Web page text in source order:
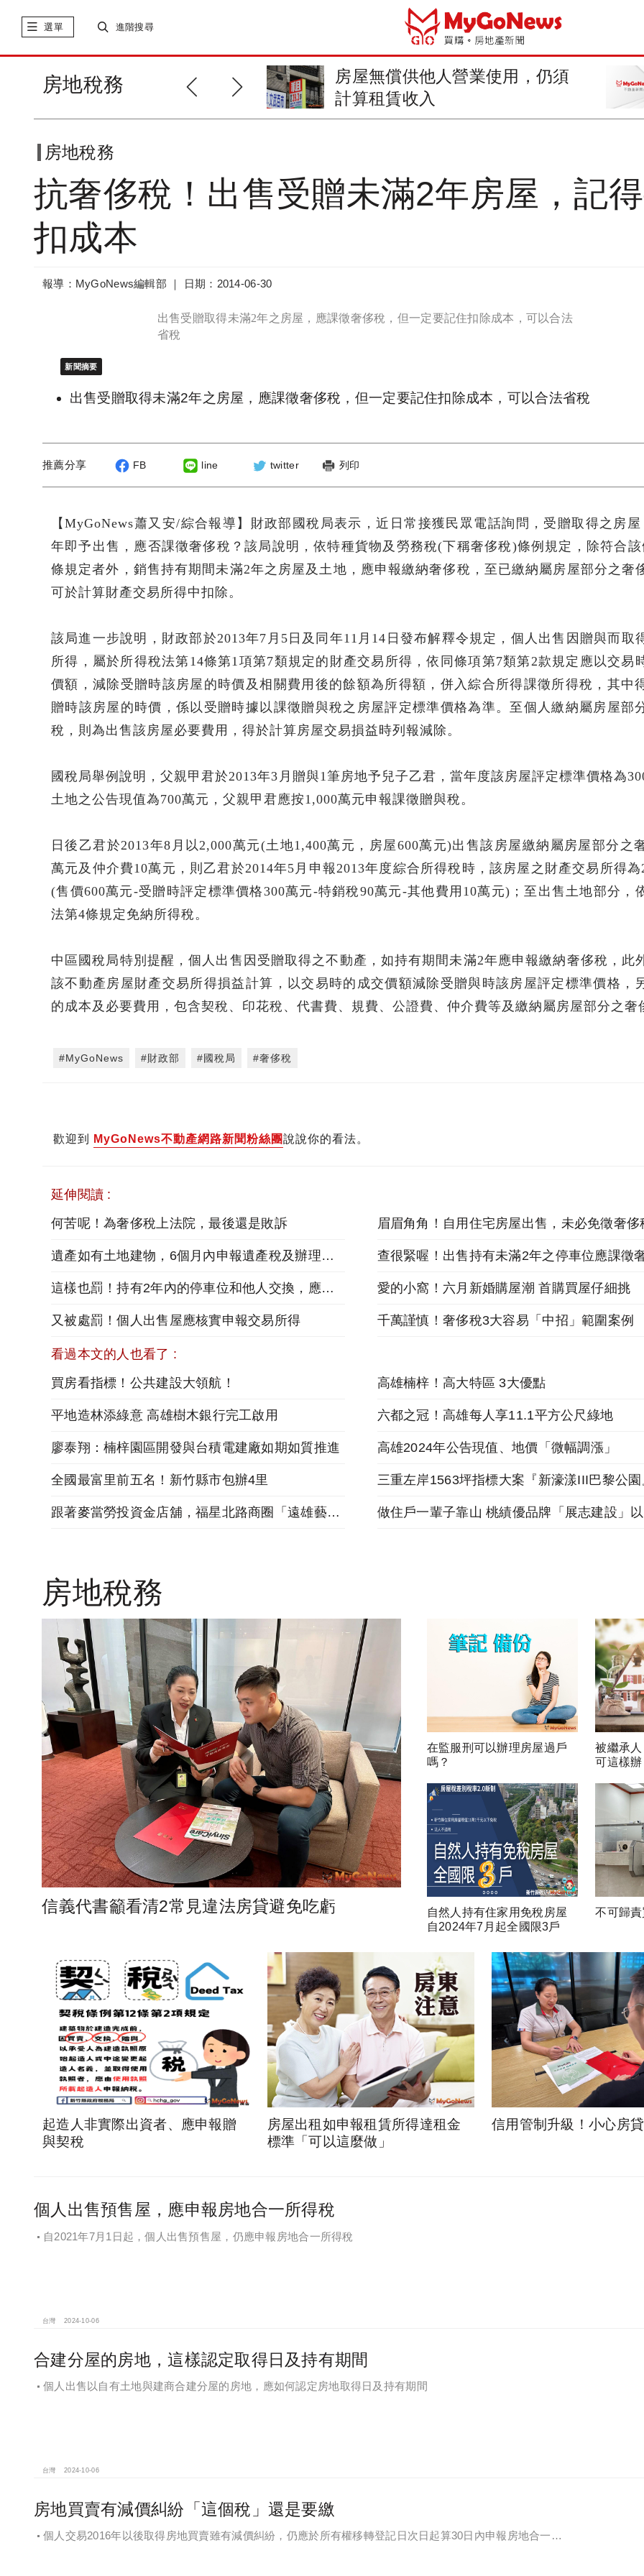
選單 進階搜尋
房地稅務
苦呢！為奢侈稅上法院，最後
是敗訴
房屋無償供他人營業使用，仍須
計算租賃收入
房地稅務
抗奢侈稅！出售受贈未滿2年房屋，記
扣成本
報導：MyGoNews編輯部 ｜ 日期：2014-06-30
出售受贈取得未滿2年之房屋，應課徵奢侈稅，但一定要記住扣除成本，可以合法
省稅
新聞摘要
出售受贈取得未滿2年之房屋，應課徵奢侈稅，但一定要記住扣除成本，可以合法省稅
推薦分享 FB line twitter 列印
【MyGoNews蕭又安/綜合報導】財政部國稅局表示，近日常接獲民眾電話詢問，受贈取得之房屋
年即予出售，應否課徵奢侈稅？該局說明，依特種貨物及勞務稅(下稱奢侈稅)條例規定，除符合該
條規定者外，銷售持有期間未滿2年之房屋及土地，應申報繳納奢侈稅，至已繳納屬房屋部分之奢
可於計算財產交易所得中扣除。
該局進一步說明，財政部於2013年7月5日及同年11月14日發布解釋令規定，個人出售因贈與而取
所得，屬於所得稅法第14條第1項第7類規定的財產交易所得，依同條項第7類第2款規定應以交易
價額，減除受贈時該房屋的時價及相關費用後的餘額為所得額，併入綜合所得課徵所得稅，其中
贈時該房屋的時價，係以受贈時據以課徵贈與稅之房屋評定標準價格為準。至個人繳納屬房屋部
稅，則為出售該房屋必要費用，得於計算房屋交易損益時列報減除。
國稅局舉例說明，父親甲君於2013年3月贈與1筆房地予兒子乙君，當年度該房屋評定標準價格為
土地之公告現值為700萬元，父親甲君應按1,000萬元申報課徵贈與稅。
日後乙君於2013年8月以2,000萬元(土地1,400萬元，房屋600萬元)出售該房屋繳納屬房屋部分之
萬元及仲介費10萬元，則乙君於2014年5月申報2013年度綜合所得稅時，該房屋之財產交易所得為
(售價600萬元-受贈時評定標準價格300萬元-特銷稅90萬元-其他費用10萬元)；至出售土地部分，
法第4條規定免納所得稅。
中區國稅局特別提醒，個人出售因受贈取得之不動產，如持有期間未滿2年應申報繳納奢侈稅，此
該不動產房屋財產交易所得損益計算，以交易時的成交價額減除受贈與時該房屋評定標準價格，
的成本及必要費用，包含契稅、印花稅、代書費、規費、公證費、仲介費等及繳納屬房屋部分之奢
#MyGoNews #財政部 #國稅局 #奢侈稅
歡迎到 MyGoNews不動產網路新聞粉絲團說說你的看法。
延伸閱讀 :
何苦呢！為奢侈稅上法院，最後還是敗訴
眉眉角角！自用住宅房屋出售，未必免徵奢侈
遺產如有土地建物，6個月內申報遺產稅及辦理繼承登記
這樣也罰！持有2年內的停車位和他人交換，應報繳奢侈稅 愛的小窩！六月新婚購屋潮 首購買屋仔細挑
又被處罰！個人出售屋應核實申報交易所得 千萬謹慎！奢侈稅3大容易「中招」範圍案例
看過本文的人也看了 :
買房看指標！公共建設大領航！
高雄楠梓！高大特區 3大優點
平地造林添綠意 高雄樹木銀行完工啟用 六都之冠！高雄每人享11.1平方公尺綠地
廖泰翔：楠梓園區開發與台積電建廠如期如質推進 高雄2024年公告現值、地價「微幅調漲」
全國最富里前五名！新竹縣市包辦4里
跟著麥當勞投資金店舖，福星北路商圈「遠雄藝舍」金店炙手可熱
房地稅務
信義代書籲看清2常見違法房貸避免吃虧
在監服刑可以辦理房屋過戶
嗎？
被繼承人
可這樣辦
自然人持有住家用免稅房屋
自2024年7月起全國限3戶
不可歸
起造人非實際出資者、應申報贈
與契稅
房屋出租如申報租賃所得達租金
標準「可以這麼做」
信用管制升級！小心房
個人出售預售屋，應申報房地合一所得稅
自2021年7月1日起，個人出售預售屋，仍應申報房地合一所得稅
台灣 2024-10-06
合建分屋的房地，這樣認定取得日及持有期間
個人出售以自有土地與建商合建分屋的房地，應如何認定房地取得日及持有期間
台灣 2024-10-06
房地買賣有減價糾紛「這個稅」還是要繳
個人交易2016年以後取得房地買賣雖有減價糾紛，仍應於所有權移轉登記日次日起算30日內申報房地合一所